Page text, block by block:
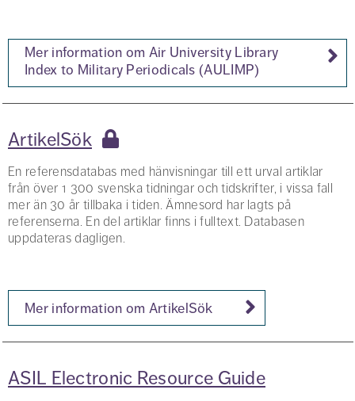
Mer information om Air University Library
Index to Military Periodicals (AULIMP)
ArtikelSök
En referensdatabas med hänvisningar till ett urval artiklar
från över 1 300 svenska tidningar och tidskrifter, i vissa fall
mer än 30 år tillbaka i tiden. Ämnesord har lagts på
referenserna. En del artiklar finns i fulltext. Databasen
uppdateras dagligen.
Mer information om ArtikelSök
ASIL Electronic Resource Guide